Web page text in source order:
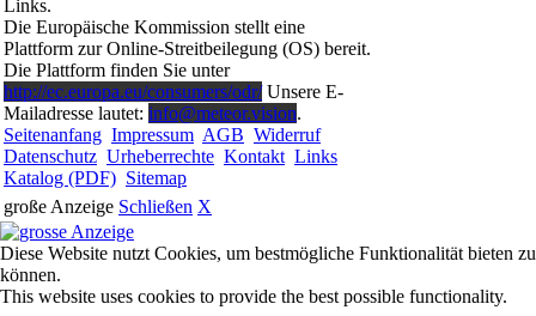
Links.
Die Europäische Kommission stellt eine
Plattform zur Online-Streitbeilegung (OS) bereit.
Die Plattform finden Sie unter
http://ec.europa.eu/consumers/odr/Unsere E-
Mailadresse lautet: info@meteor.vision.
Seitenanfang Impressum AGB Widerruf
Datenschutz Urheberrechte Kontakt Links
Katalog (PDF) Sitemap
große Anzeige Schließen X
Diese Website nutzt Cookies, um bestmögliche Funktionalität bieten zu
können.
This website uses cookies to provide the best possible functionality.